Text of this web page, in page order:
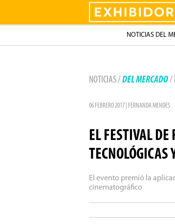
Exhibidor
NOTICIAS DEL
NOTICIAS / DEL MERCADO/
06 FEBRERO 2017 | FERNANDA MENDES
EL FESTIVAL
TECNOLÓGICAS
El evento premió la
cinematográfico